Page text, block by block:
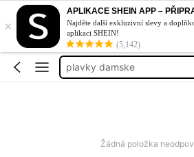
×
Najděte další exkluzivní slevy a
aplikaci SHEIN!
(5,142)
bikiny set
plavky
šaty
plavky damske
Žádná položka